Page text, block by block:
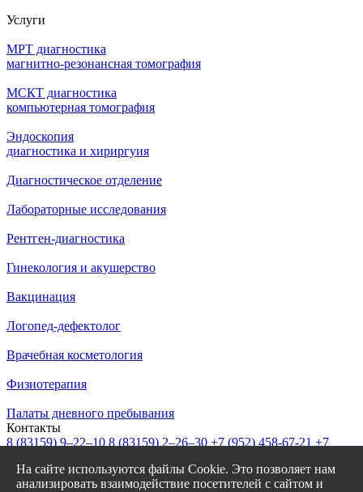
Услуги
МРТ диагностика
магнитно-резонансная томография
МСКТ диагностика
компьютерная томография
Эндоскопия
диагностика и хириргуия
Диагностическое отделение
Лабораторные исследования
Рентген-диагностика
Гинекология и акушерство
Вакцинация
Логопед-дефектолог
Врачебная косметология
Физиотерапия
Палаты дневного пребывания
Контакты
8 (83159) 9–22–10 8 (83159) 2–26–30 +7 (952) 458-67-21 +7
info@garantiya-bor.ru
Режим работы
На сайте используются файлы Cookie. Это позволяет нам
анализировать взаимодействие посетителей с сайтом и